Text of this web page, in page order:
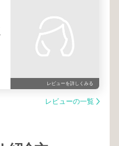
レビューを詳しくみる
レビューの一覧